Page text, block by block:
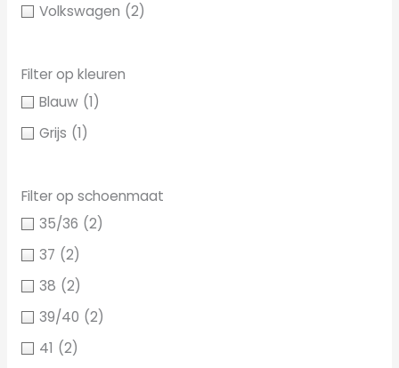
Volkswagen (2)
Filter op kleuren
Blauw (1)
Grijs (1)
Filter op schoenmaat
35/36 (2)
37 (2)
38 (2)
39/40 (2)
41 (2)